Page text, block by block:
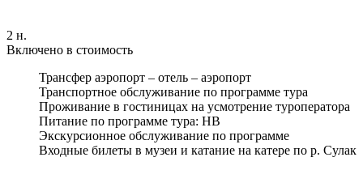
2 н.
Включено в стоимость
Трансфер аэропорт – отель – аэропорт
Транспортное обслуживание по программе тура
Проживание в гостиницах на усмотрение туроператора
Питание по программе тура: HB
Экскурсионное обслуживание по программе
Входные билеты в музеи и катание на катере по р. Сулак